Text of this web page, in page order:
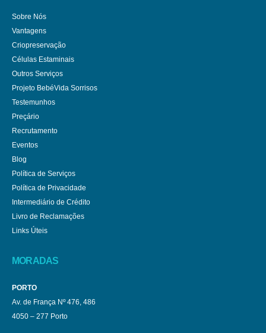
Sobre Nós
Vantagens
Criopreservação
Células Estaminais
Outros Serviços
Projeto BebéVida Sorrisos
Testemunhos
Preçário
Recrutamento
Eventos
Blog
Política de Serviços
Política de Privacidade
Intermediário de Crédito
Livro de Reclamações
Links Úteis
MORADAS
PORTO
Av. de França Nº 476, 486
4050 – 277 Porto